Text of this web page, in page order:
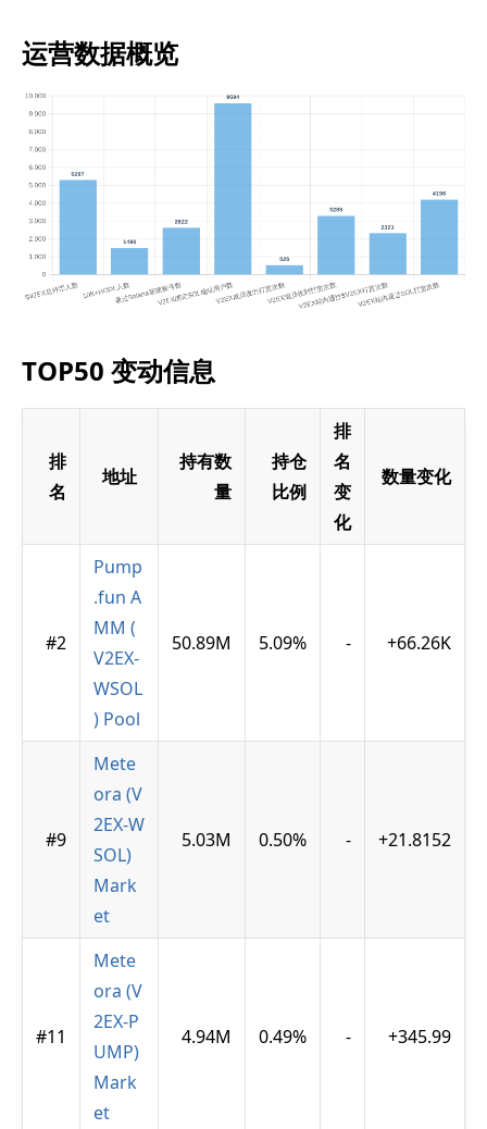
运营数据概览
TOP50 变动信息
排
名
地址
持有数
量
持仓
比例
排
名
变
化
数量变化
#2
Pump
.fun A
MM (
V2EX-
WSOL
) Pool
50.89M 5.09% - +66.26K
#9
Mete
ora (V
2EX-W
SOL)
Mark
et
5.03M 0.50% - +21.8152
#11
Mete
ora (V
2EX-P
UMP)
Mark
et
4.94M 0.49% - +345.99